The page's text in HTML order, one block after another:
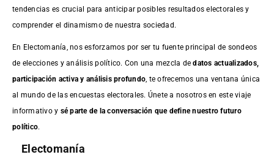
tendencias es crucial para anticipar posibles resultados electorales y
comprender el dinamismo de nuestra sociedad.
En Electomanía, nos esforzamos por ser tu fuente principal de sondeos
de elecciones y análisis político. Con una mezcla dedatos actualizados,
participación activa y análisis profundo , te ofrecemos una ventana única
al mundo de las encuestas electorales. Únete a nosotros en este viaje
informativo y sé parte de la conversación que define nuestro futuro
político.
Electomanía